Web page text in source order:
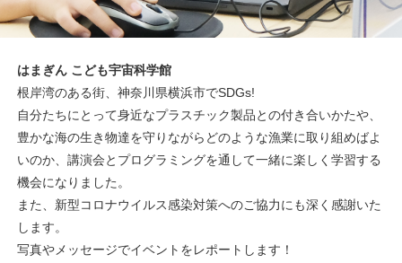
はまぎん こども宇宙科学館
根岸湾のある街、神奈川県横浜市でSDGs!
自分たちにとって身近なプラスチック製品との付き合いかたや、
豊かな海の生き物達を守りながらどのような漁業に取り組めばよ
いのか、講演会とプログラミングを通して一緒に楽しく学習する
機会になりました。
また、新型コロナウイルス感染対策へのご協力にも深く感謝いた
します。
写真やメッセージでイベントをレポートします！